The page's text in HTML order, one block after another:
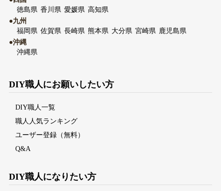
徳島県 香川県 愛媛県 高知県
●九州
福岡県 佐賀県 長崎県 熊本県 大分県 宮崎県 鹿児島県
●沖縄
沖縄県
DIY職人にお願いしたい方
DIY職人一覧
職人人気ランキング
ユーザー登録（無料）
Q&A
DIY職人になりたい方